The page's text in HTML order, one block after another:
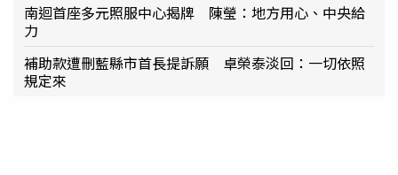
南迴首座多元照服中心揭牌 陳瑩：地方用心、中央給
力
補助款遭刪藍縣市首長提訴願 卓榮泰淡回：一切依照
規定來